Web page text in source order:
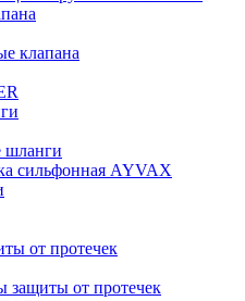
клапана
шланги
сильфонная AYVAX
от протечек
защиты от протечек